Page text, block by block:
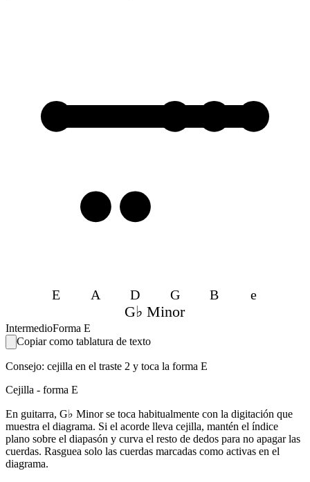
E A D G B e
G♭ Minor
IntermedioForma E
Copiar como tablatura de texto
Consejo: cejilla en el traste 2 y toca la forma E
Cejilla - forma E
En guitarra, G♭ Minor se toca habitualmente con la digitación que
muestra el diagrama. Si el acorde lleva cejilla, mantén el índice
plano sobre el diapasón y curva el resto de dedos para no apagar las
cuerdas. Rasguea solo las cuerdas marcadas como activas en el
diagrama.